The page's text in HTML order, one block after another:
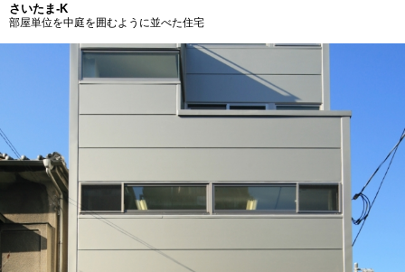
さいたま-K
部屋単位を中庭を囲むように並べた住宅